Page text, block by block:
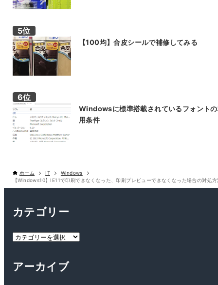
【100均】合皮シールで補修してみる
Windowsに標準搭載されているフォント
用条件
ホーム IT
Windows
【Windows10】IE11で印刷できなくなった、印刷プレビューできなくなった場合の対処
カテゴリー
カ
リ
アーカイブ